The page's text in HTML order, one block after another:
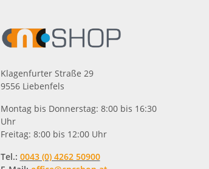
Klagenfurter Straße 29
9556 Liebenfels
Montag bis Donnerstag: 8:00 bis 16:30
Uhr
Freitag: 8:00 bis 12:00 Uhr
Tel.: 0043 (0) 4262 50900